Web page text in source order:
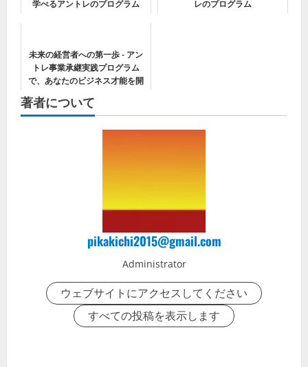
学べるアントレのプログラム レのプログラム
未来の経営者への第一歩 - アン
トレ事業承継実践プログラム
で、あなたのビジネス才能を開
著者について
pikakichi2015@gmail.com
Administrator
ウェブサイトにアクセスしてください
すべての投稿を表示します